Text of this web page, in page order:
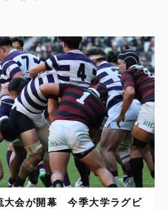
大会が開幕 今季大学ラグビ